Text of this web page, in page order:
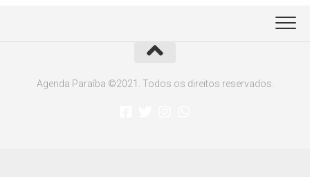
Agenda Paraíba ©2021. Todos os direitos reservados.